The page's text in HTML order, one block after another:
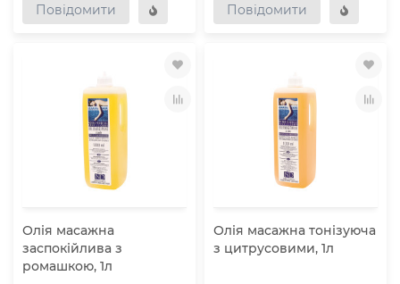
Повідомити Повідомити
Олія масажна
заспокійлива з
ромашкою, 1л
Олія масажна тонізуюча
з цитрусовими, 1л